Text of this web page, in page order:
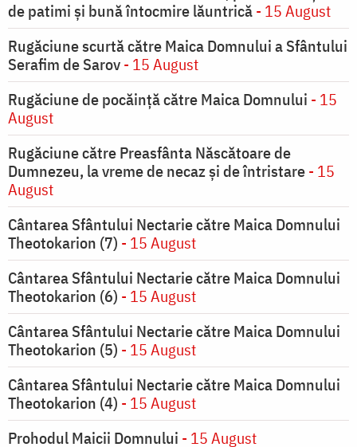
de patimi și bună întocmire lăuntrică- 15 August
Rugăciune scurtă către Maica Domnului a Sfântului
Serafim de Sarov- 15 August
Rugăciune de pocăinţă către Maica Domnului - 15
August
Rugăciune către Preasfânta Născătoare de
Dumnezeu, la vreme de necaz şi de întristare- 15
August
Cântarea Sfântului Nectarie către Maica Domnului
Theotokarion (7) - 15 August
Cântarea Sfântului Nectarie către Maica Domnului
Theotokarion (6) - 15 August
Cântarea Sfântului Nectarie către Maica Domnului
Theotokarion (5) - 15 August
Cântarea Sfântului Nectarie către Maica Domnului
Theotokarion (4) - 15 August
Prohodul Maicii Domnului - 15 August